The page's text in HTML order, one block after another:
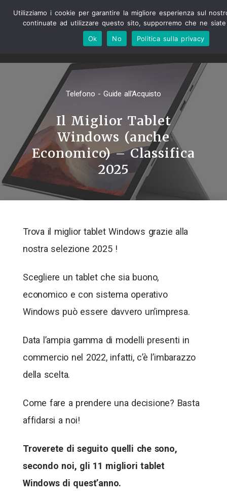
Telefono - Guide all'Acquisto
Il Miglior Tablet
Windows (anche
Economico) – Classifica
2025
Trova il miglior tablet Windows grazie alla
nostra selezione 2025 !
Scegliere un tablet che sia buono,
economico e con sistema operativo
Windows può essere davvero un’impresa.
Data l’ampia gamma di modelli presenti in
commercio nel 2022, infatti, c’è l’imbarazzo
della scelta.
Come fare a prendere una decisione? Basta
affidarsi a noi!
Troverete di seguito quelli che sono,
secondo noi, gli 11 migliori tablet
Windows di quest’anno.
Utilizziamo i cookie per garantire la migliore esperienza sul
continuate ad utilizzare questo sito, supporremo che ne
Ok
No Politica sulla privacy